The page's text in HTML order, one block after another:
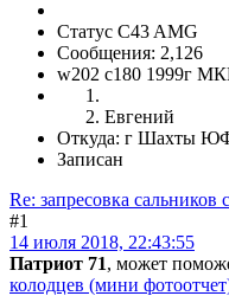
Статус C43 AMG
Сообщения: 2,126
w202 c180 1999г
Евгений
Откуда: г Шахты
Записан
Re: запресовка сальников
#1
14 июля 2018, 22:43:55
Патриот 71, может
колодцев (мини